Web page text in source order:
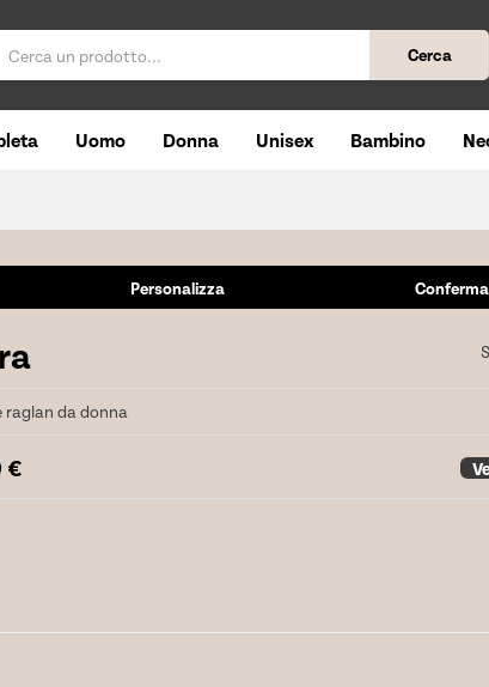
Cerca
Uomo Donna Unisex Bambino
Personalizza Conferma
raglan da donna
€